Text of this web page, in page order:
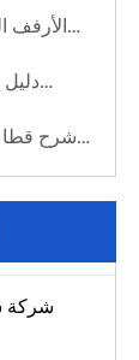
الأرفف
دليل
شرح
شركة